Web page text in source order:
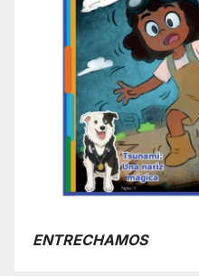
ENTRECHAMOS